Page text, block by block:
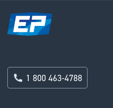
1 800 463-4788